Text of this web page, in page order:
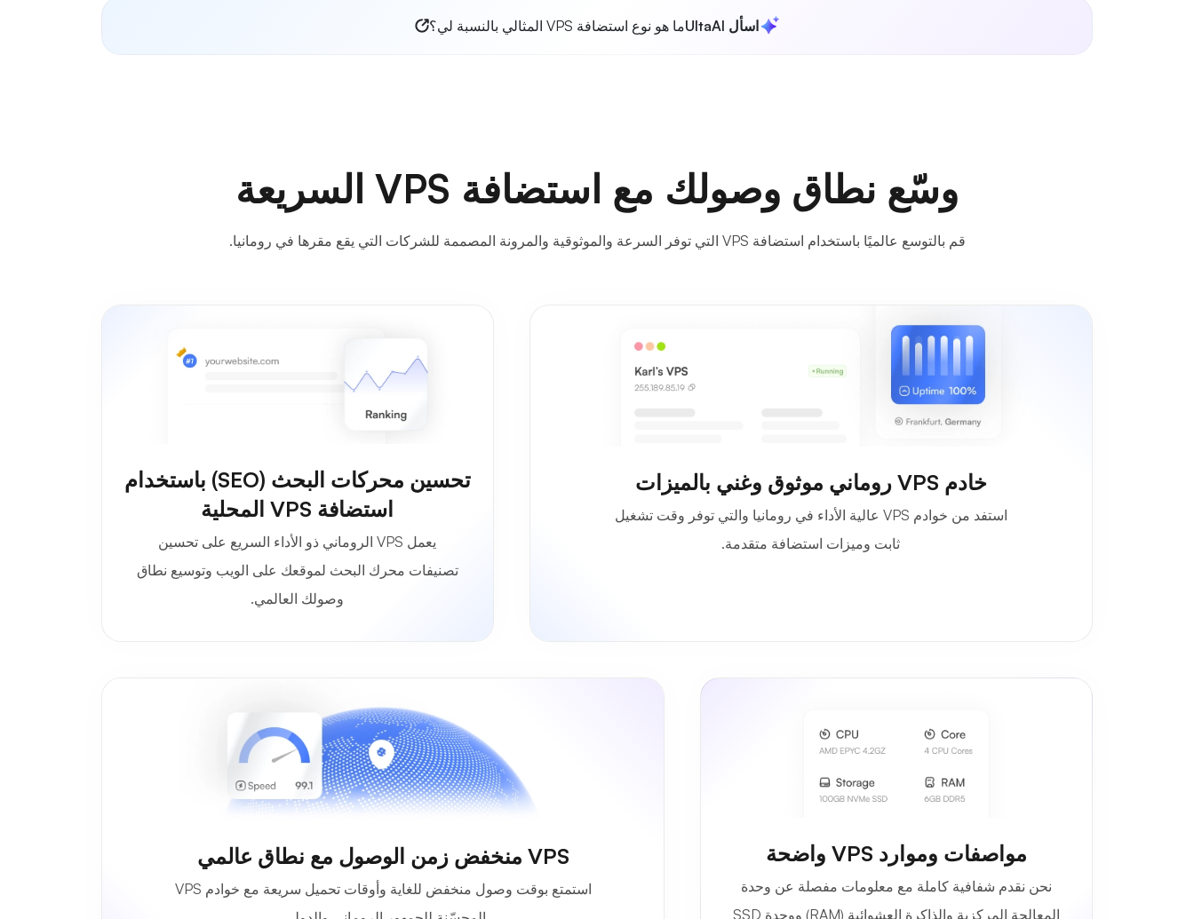
اسأل UltaAI ما هو نوع استضافة VPS المثالي بالنسبة لي؟
وسّع نطاق وصولك مع استضافة VPS السريعة
قم بالتوسع عالميًا باستخدام استضافة VPS التي توفر السرعة والموثوقية والمرونة المصممة للشركات التي يقع مقرها في رومانيا.
خادم VPS روماني موثوق وغني بالميزات
استفد من خوادم VPS عالية الأداء في رومانيا والتي توفر وقت تشغيل
ثابت وميزات استضافة متقدمة.
تحسين محركات البحث (SEO) باستخدام
استضافة VPS المحلية
يعمل VPS الروماني ذو الأداء السريع على تحسين
تصنيفات محرك البحث لموقعك على الويب وتوسيع نطاق
وصولك العالمي.
مواصفات وموارد VPS واضحة
نحن نقدم شفافية كاملة مع معلومات مفصلة عن وحدة
المعالجة المركزية والذاكرة العشوائية (RAM) ووحدة SSD
VPS منخفض زمن الوصول مع نطاق عالمي
استمتع بوقت وصول منخفض للغاية وأوقات تحميل سريعة مع خوادم VPS